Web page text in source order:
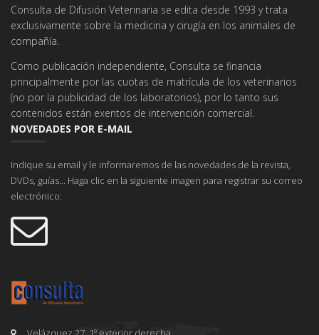
Consulta de Difusión Veterinaria se edita desde 1993 y trata
exclusivamente sobre la medicina y cirugía en los animales de
compañía.
Como publicación independiente, Consulta se financia
principalmente por las cuotas de matrícula de los veterinarios
(no por la publicidad de los laboratorios), por lo tanto sus
contenidos están exentos de intervención comercial.
NOVEDADES POR E-MAIL
Indique su email y le informaremos de las novedades de la revista,
DVDs, guías... Haga clic en la siguiente imagen para registrar su correo
electrónico: